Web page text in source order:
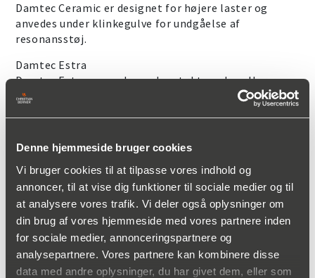
Denne hjemmeside bruger cookies
Vi bruger cookies til at tilpasse vores indhold og
annoncer, til at vise dig funktioner til sociale medier og til
at analysere vores trafik. Vi deler også oplysninger om
din brug af vores hjemmeside med vores partnere inden
for sociale medier, annonceringspartnere og
analysepartnere. Vores partnere kan kombinere disse
data med andre oplysninger, du har givet dem, eller som
Damtec Ceramic er designet for højere laster og
anvedes under klinkegulve for undgåelse af
resonansstøj.
Damtec Estra
Damtec Estra anvendes under støbte gulve eller
undergulve af træ.
Damtec Systems
trinlydsisolering såsom under beton- og trægulve.
Fordelene ved disse er blandt andet:
•Lav byggehøjde. 2-3mm i tykkelse giver 16dB
dæmpning.
•Miljøvenligt da materialet kan genanvendes.
•Tåler fugt, varme og kulde.
KONTAKT OS FOR MERE INFORMATION: